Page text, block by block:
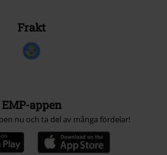
Frakt
EMP-appen
nu och ta del av många fördelar!